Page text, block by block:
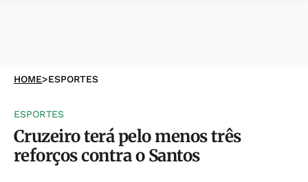
HOME>ESPORTES
ESPORTES
Cruzeiro terá pelo menos três
reforços contra o Santos